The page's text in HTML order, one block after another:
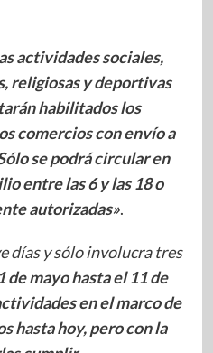
actividades sociales,
religiosas y deportivas
habilitados los
comercios con envío a
se podrá circular en
entre las 6 y las 18 o
autorizadas».
días y sólo involucra tres
de mayo hasta el 11 de
en el marco de
hasta hoy, pero con la